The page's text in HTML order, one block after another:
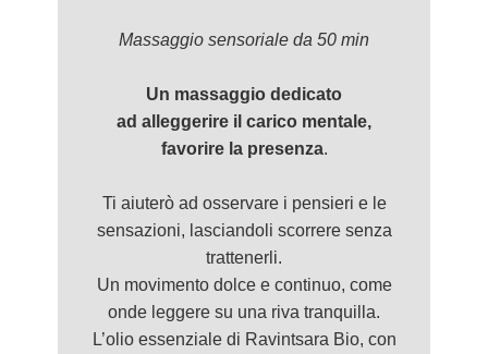
Massaggio sensoriale da 50 min
Un massaggio dedicato
ad alleggerire il carico mentale,
favorire la presenza.
Ti aiuterò ad osservare i pensieri e le
sensazioni, lasciandoli scorrere senza
trattenerli.
Un movimento dolce e continuo, come
onde leggere su una riva tranquilla.
L’olio essenziale di Ravintsara Bio, con